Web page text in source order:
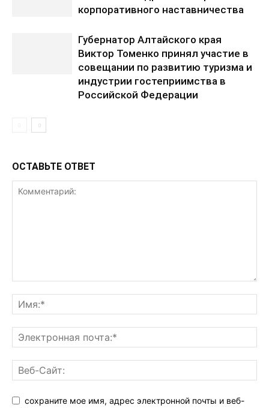
корпоративного наставничества
Губернатор Алтайского края
Виктор Томенко принял участие в
совещании по развитию туризма и
индустрии гостеприимства в
Российской Федерации
ОСТАВЬТЕ ОТВЕТ
сохраните мое имя, адрес электронной почты и веб-